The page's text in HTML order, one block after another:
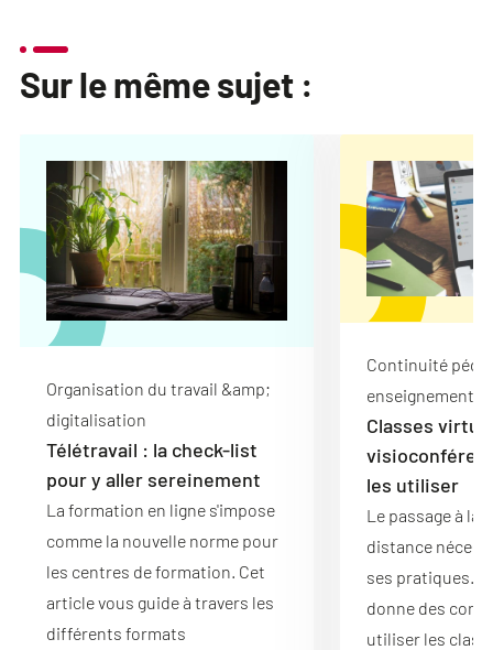
Sur le même sujet :
Organisation du travail &amp;
digitalisation
Télétravail : la check-list
pour y aller sereinement
La formation en ligne s'impose
comme la nouvelle norme pour
les centres de formation. Cet
article vous guide à travers les
différents formats
Continuité
enseignement
Classes
les utiliser
Le passage à la
distance
ses pratiques.
donne des
utiliser les